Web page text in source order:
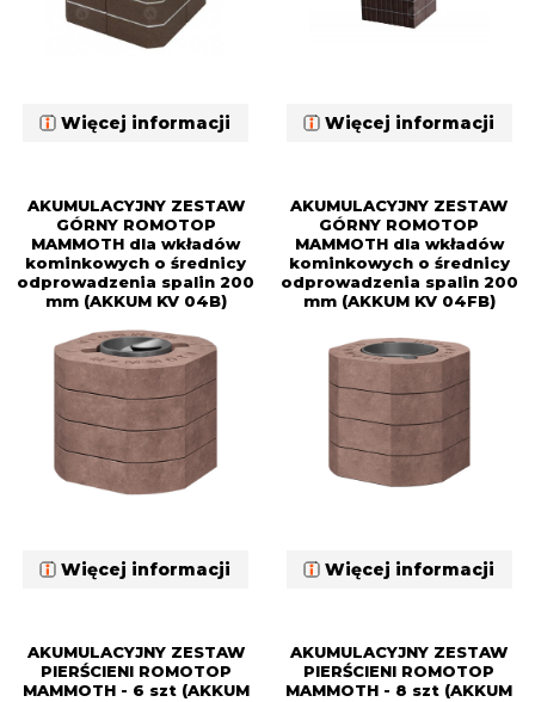
Więcej informacji Więcej informacji
AKUMULACYJNY ZESTAW
GÓRNY ROMOTOP
MAMMOTH dla wkładów
kominkowych o średnicy
odprowadzenia spalin 200
mm (AKKUM KV 04B)
Więcej informacji
AKUMULACYJNY ZESTAW
GÓRNY ROMOTOP
MAMMOTH dla wkładów
kominkowych o średnicy
odprowadzenia spalin 200
mm (AKKUM KV 04FB)
Więcej informacji
AKUMULACYJNY ZESTAW
PIERŚCIENI ROMOTOP
MAMMOTH - 6 szt (AKKUM
AKUMULACYJNY ZESTAW
PIERŚCIENI ROMOTOP
MAMMOTH - 8 szt (AKKUM